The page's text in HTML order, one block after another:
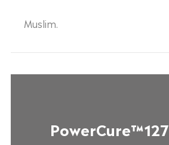
Muslim.
PowerCure™127